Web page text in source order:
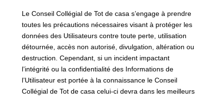
Le Conseil Collégial de Tot de casa s’engage à prendre
toutes les précautions nécessaires visant à protéger les
données des Utilisateurs contre toute perte, utilisation
détournée, accès non autorisé, divulgation, altération ou
destruction. Cependant, si un incident impactant
l’intégrité ou la confidentialité des Informations de
l’Utilisateur est portée à la connaissance le Conseil
Collégial de Tot de casa celui-ci devra dans les meilleurs